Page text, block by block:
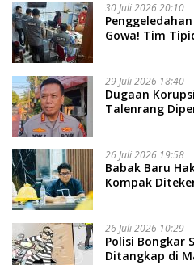
30 Juli 2026 20:10
Gowa! Tim
29 Juli 2026 18:40
Dugaan
Talenrang
26 Juli 2026 19:58
​Babak Baru
Kompak
26 Juli 2026 10:29
Polisi Bongkar
Ditangkap di